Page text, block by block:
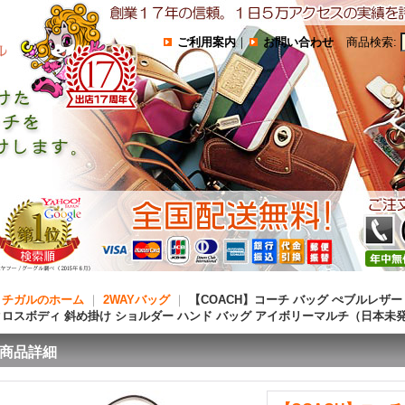
ご利用案内｜ お問い合わせ 商品検索:
ガルのホーム 2WAYバッグ｜
【COACH】コーチ バッグ ぺブルレザ
スボディ 斜め掛け ショルダー ハンド バッグ アイボリーマルチ（日本未
商品詳細